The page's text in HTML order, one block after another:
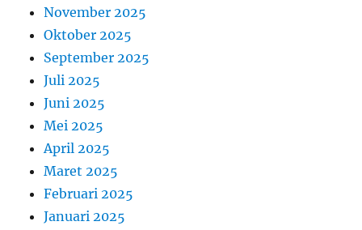
November 2025
Oktober 2025
September 2025
Juli 2025
Juni 2025
Mei 2025
April 2025
Maret 2025
Februari 2025
Januari 2025